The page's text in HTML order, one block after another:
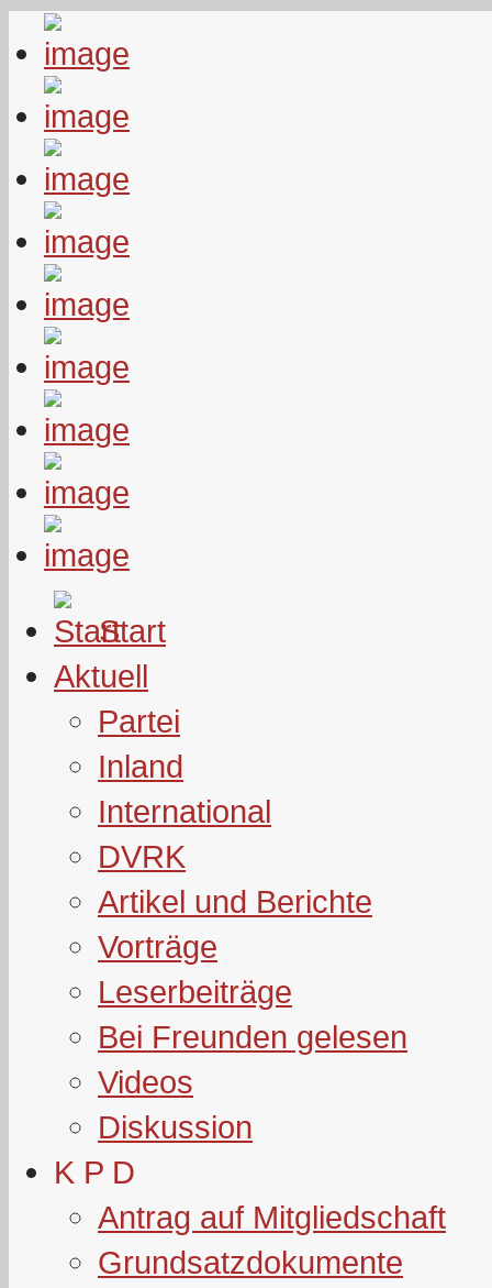
Start
Aktuell
Partei
Inland
International
DVRK
Artikel und Berichte
Vorträge
Leserbeiträge
Bei Freunden gelesen
Videos
Diskussion
K P D
Antrag auf Mitgliedschaft
Grundsatzdokumente